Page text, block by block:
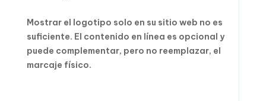
Mostrar el logotipo solo en su sitio web no es
suficiente. El contenido en línea es opcional y
puede complementar, pero no reemplazar, el
marcaje físico.